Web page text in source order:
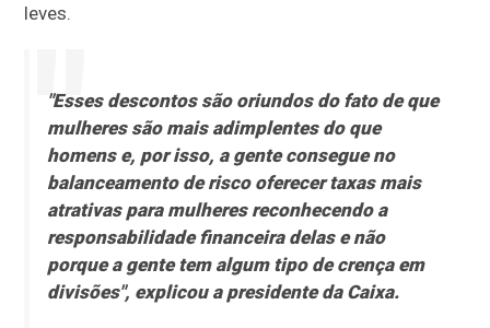
leves.
"Esses descontos são oriundos do fato de que
mulheres são mais adimplentes do que
homens e, por isso, a gente consegue no
balanceamento de risco oferecer taxas mais
atrativas para mulheres reconhecendo a
responsabilidade financeira delas e não
porque a gente tem algum tipo de crença em
divisões", explicou a presidente da Caixa.